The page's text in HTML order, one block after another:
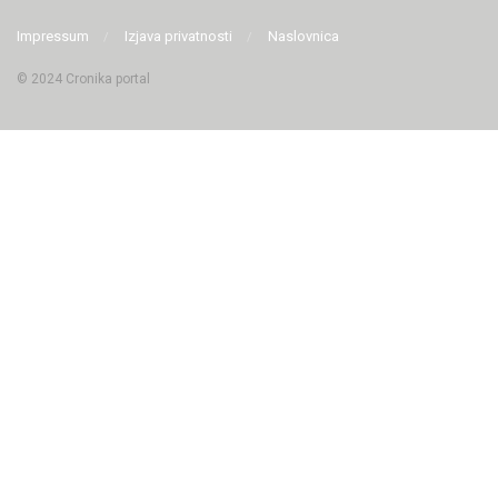
Impressum Izjava privatnosti Naslovnica
© 2024 Cronika portal